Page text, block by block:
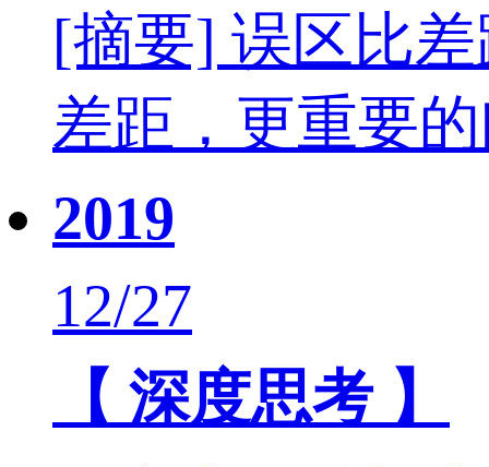
[摘要] 误区比
差距，更重要
2019
12/27
【 深度思考 】